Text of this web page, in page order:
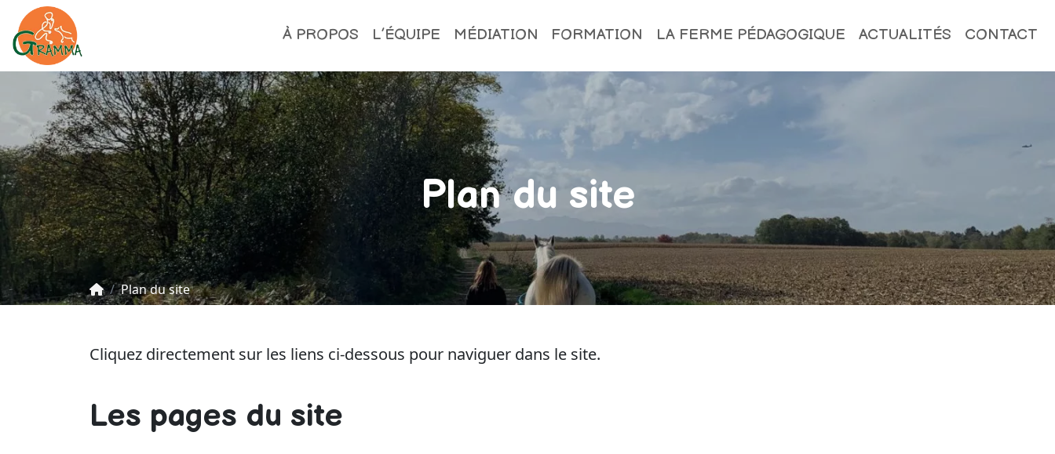
À PROPOS L’ÉQUIPE MÉDIATION FORMATION LA FERME PÉDAGOGIQUE ACTUALITÉS CONTACT
Plan du site
Plan du site
Cliquez directement sur les liens ci-dessous pour naviguer dans le site.
Les pages du site